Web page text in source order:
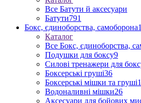
Все Батути й аксесуари
Батути791
Бокс, єдиноборства, самоборона
Каталог
Все Бокс, єдиноборства,
Подушки для боксу9
Силові тренажери для
Боксерські груші36
Боксерські мішки та груші
Водоналивні мішки26
Аксесуари для бойових